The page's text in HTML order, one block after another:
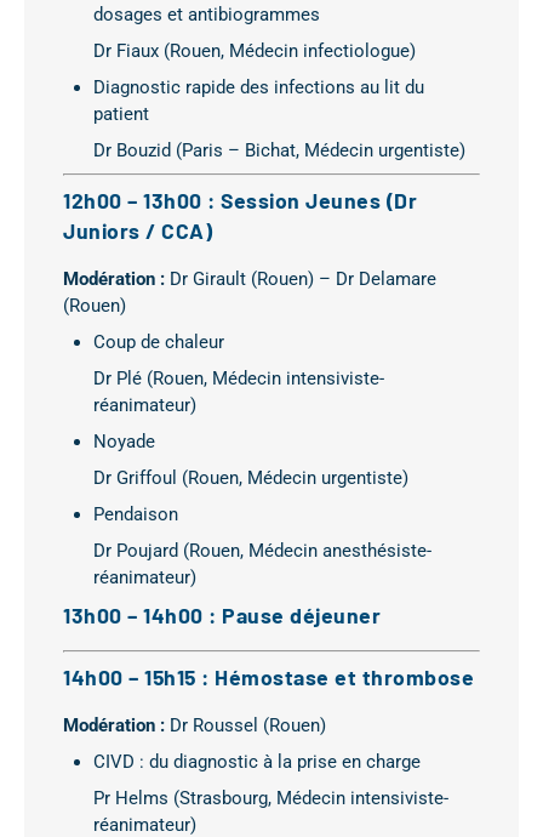
dosages et antibiogrammes
Dr Fiaux (Rouen, Médecin infectiologue)
Diagnostic rapide des infections au lit du
patient
Dr Bouzid (Paris – Bichat, Médecin urgentiste)
12h00 – 13h00 : Session Jeunes (Dr
Juniors / CCA)
Modération : Dr Girault (Rouen) – Dr Delamare
(Rouen)
Coup de chaleur
Dr Plé (Rouen, Médecin intensiviste-
réanimateur)
Noyade
Dr Griffoul (Rouen, Médecin urgentiste)
Pendaison
Dr Poujard (Rouen, Médecin anesthésiste-
réanimateur)
13h00 – 14h00 : Pause déjeuner
14h00 – 15h15 : Hémostase et thrombose
Modération : Dr Roussel (Rouen)
CIVD : du diagnostic à la prise en charge
Pr Helms (Strasbourg, Médecin intensiviste-
réanimateur)